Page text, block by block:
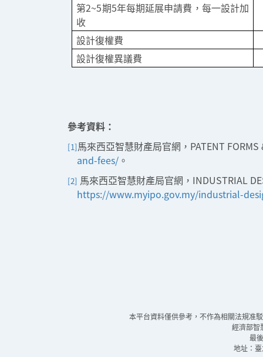
第2~5期5年每期延展申請費，每一設計加
收
設計復權費
設計復權異議費
參考資料：
[1]馬來西亞智慧財產局官網，PATENT FORMS
and-fees/ 。
[2] 馬來西亞智慧財產局官網，INDUSTRIAL
https://www.myipo.gov.my/industrial-
本平台資料僅供參考，不作為相關法規准
經濟部智
最
地址：